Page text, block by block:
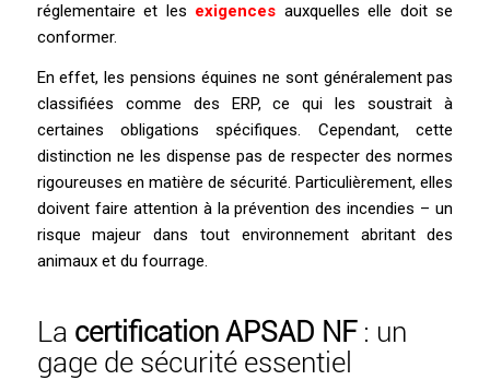
réglementaire et les exigences auxquelles elle doit se
conformer.
En effet, les pensions équines ne sont généralement pas
classifiées comme des ERP, ce qui les soustrait à
certaines obligations spécifiques. Cependant, cette
distinction ne les dispense pas de respecter des normes
rigoureuses en matière de sécurité. Particulièrement, elles
doivent faire attention à la prévention des incendies – un
risque majeur dans tout environnement abritant des
animaux et du fourrage.
La certification APSAD NF: un
gage de sécurité essentiel